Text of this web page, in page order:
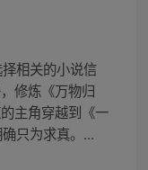
相关的小说信
修炼《万物归
主角穿越到《一
只为求真。...